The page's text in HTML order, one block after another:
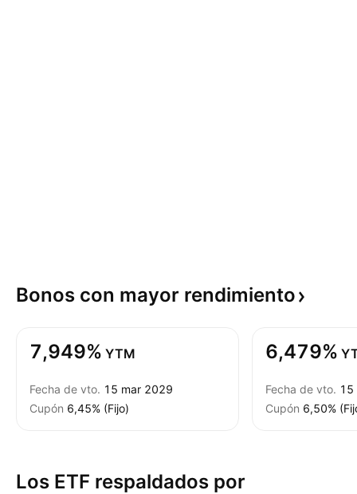
Bonos con mayor rendimiento
7,949% YTM
Fecha de vto. 15 mar 2029
Cupón 6,45% (Fijo)
6,479%
Fecha de vto. 15
Cupón 6,50%
Los ETF respaldados por